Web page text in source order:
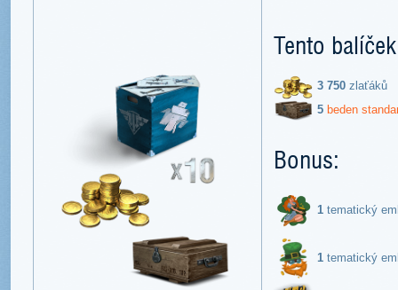
Tento
3 750 zlaťáků
5 beden
Bonus:
1 tematický
1 tematický